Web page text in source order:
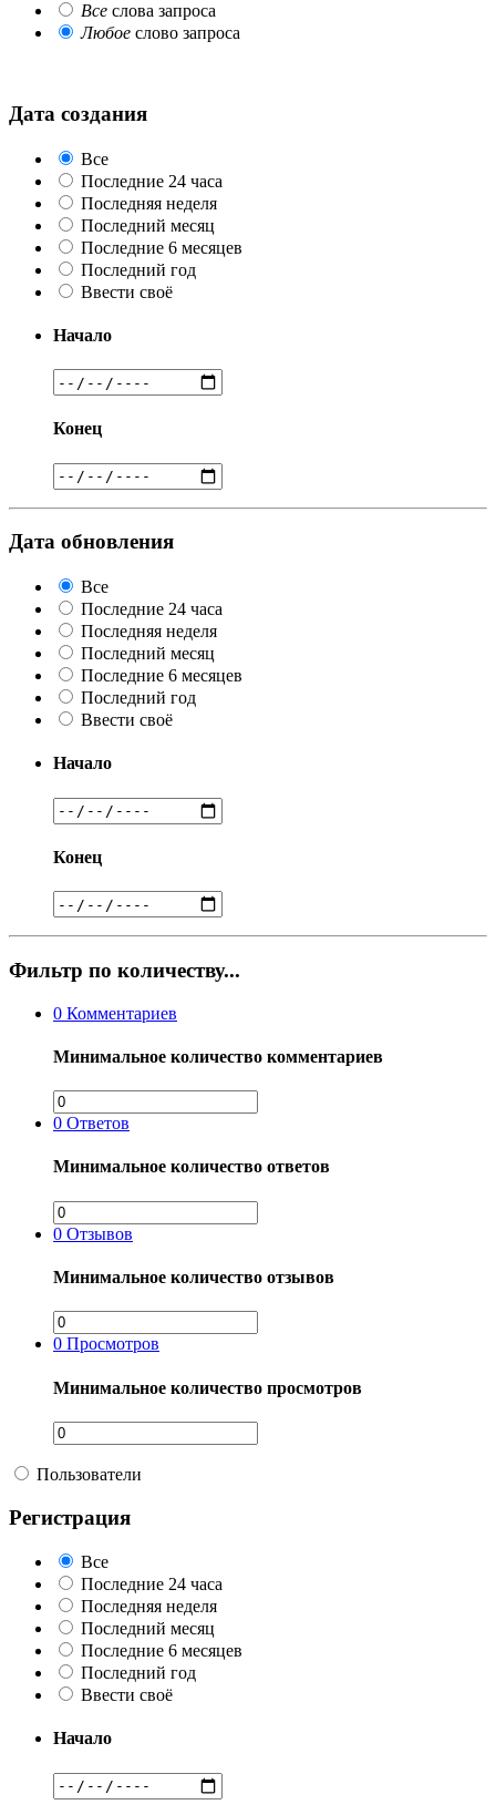
Все слова запроса
Любое слово запроса
Дата создания
Все
Последние 24 часа
Последняя неделя
Последний месяц
Последние 6 месяцев
Последний год
Ввести своё
Начало
Конец
Дата обновления
Все
Последние 24 часа
Последняя неделя
Последний месяц
Последние 6 месяцев
Последний год
Ввести своё
Начало
Конец
Фильтр по количеству...
0 Комментариев
Минимальное количество комментариев
0 Ответов
Минимальное количество ответов
0 Отзывов
Минимальное количество отзывов
0 Просмотров
Минимальное количество просмотров
Пользователи
Регистрация
Все
Последние 24 часа
Последняя неделя
Последний месяц
Последние 6 месяцев
Последний год
Ввести своё
Начало